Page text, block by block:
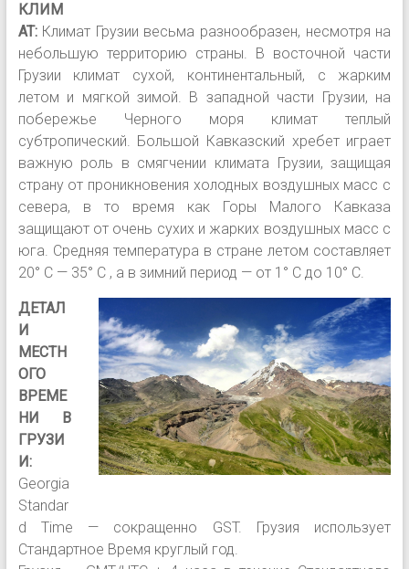
КЛИМ
АТ: Климат Грузии весьма разнообразен, несмотря на
небольшую территорию страны. В восточной части
Грузии климат сухой, континентальный, с жарким
летом и мягкой зимой. В западной части Грузии, на
побережье Черного моря климат теплый
субтропический. Большой Кавказский хребет играет
важную роль в смягчении климата Грузии, защищая
страну от проникновения холодных воздушных масс с
севера, в то время как Горы Малого Кавказа
защищают от очень сухих и жарких воздушных масс с
юга. Средняя температура в стране летом составляет
20° С — 35° С , а в зимний период — от 1° С до 10° С.
ДЕТАЛ
И
МЕСТН
ОГО
ВРЕМЕ
НИ В
ГРУЗИ
И:
Georgia
Standar
d Time — сокращенно GST. Грузия использует
Стандартное Время круглый год.